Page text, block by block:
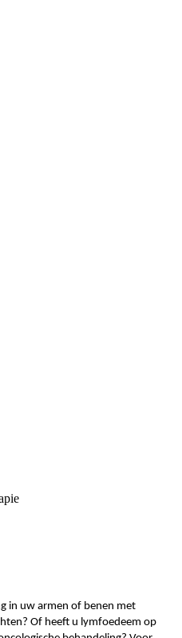
in uw armen of benen met
Of heeft u lymfoedeem op